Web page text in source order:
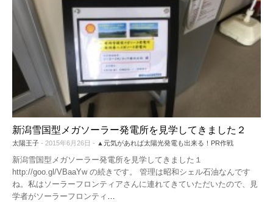
新潟雪国型メガソーラー発電所を見学してきました２
太陽王子 - 2015年6月26日 - ▲元気があれば太陽光発電も出来る！PR作戦
新潟雪国型メガソーラー発電所を見学してきました１
http://goo.gl/VBaaYw の続きです。 管理は昭和シェル石油なんです
ね。私はソーラーフロンティアさんに連れてきていただいたので、見
学者がソーラーフロンティ …